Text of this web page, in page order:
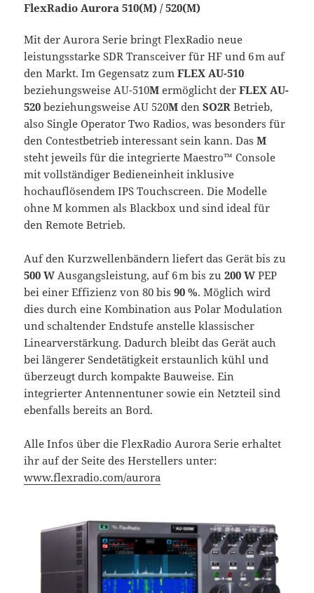
FlexRadio Aurora 510(M) / 520(M)
Mit der Aurora Serie bringt FlexRadio neue
leistungsstarke SDR Transceiver für HF und 6 m auf
den Markt. Im Gegensatz zumFLEX AU-510
beziehungsweise AU-510M ermöglicht derFLEX AU-
520 beziehungsweise AU 520M denSO2R Betrieb,
also Single Operator Two Radios, was besonders für
den Contestbetrieb interessant sein kann. DasM
steht jeweils für die integrierte Maestro™ Console
mit vollständiger Bedieneinheit inklusive
hochauflösendem IPS Touchscreen. Die Modelle
ohne M kommen als Blackbox und sind ideal für
den Remote Betrieb.
Auf den Kurzwellenbändern liefert das Gerät bis zu
500 W Ausgangsleistung, auf 6 m bis zu200 W PEP
bei einer Effizienz von 80 bis90 %. Möglich wird
dies durch eine Kombination aus Polar Modulation
und schaltender Endstufe anstelle klassischer
Linearverstärkung. Dadurch bleibt das Gerät auch
bei längerer Sendetätigkeit erstaunlich kühl und
überzeugt durch kompakte Bauweise. Ein
integrierter Antennentuner sowie ein Netzteil sind
ebenfalls bereits an Bord.
Alle Infos über die FlexRadio Aurora Serie erhaltet
ihr auf der Seite des Herstellers unter:
www.flexradio.com/aurora